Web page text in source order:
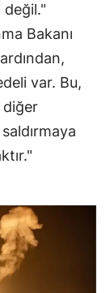
değil."
Bakanı
var. Bu,
diğer